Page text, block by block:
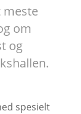
meste
om
og
spesielt